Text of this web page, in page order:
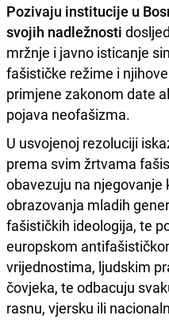
Pozivaju institucije u
svojih nadležnosti
mržnje i javno isticanje
fašističke režime i
primjene zakonom date
pojava neofašizma.
U usvojenoj rezoluciji
prema svim žrtvama
obavezuju na njegovanje
obrazovanja mladih
fašističkih ideologija, te
europskom
vrijednostima, ljudskim
čovjeka, te odbacuju
rasnu, vjersku ili